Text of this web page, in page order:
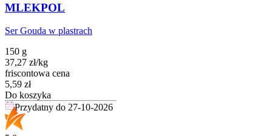
MLEKPOL
Ser Gouda w plastrach
150 g
37,27 zł/kg
friscontowa cena
Cena
5,59 zł
Do koszyka
Przydatny do 27-10-2026